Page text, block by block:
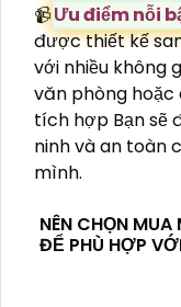
📹Ưu điểm nỗi
được thiết kế
với nhiều không
văn phòng hoặc
tích hợp Bạn sẽ
ninh và an toàn
mình.
NÊN CHỌN
ĐỂ PHÙ HỢP